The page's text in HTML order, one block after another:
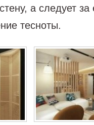
а следует
тесноты.